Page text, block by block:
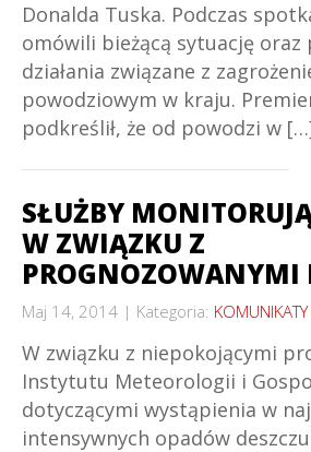
Donalda Tuska. Podczas
omówili bieżącą sytuację oraz
działania związane z
powodziowym w kraju.
podkreślił, że od powodzi w
SŁUŻBY
W ZWIĄZKU Z
PROGNOZOWANYMI
Maj 14, 2014 Kategoria: KOMUNIKATY
W związku z niepokojącymi
Instytutu Meteorologii i
dotyczącymi wystąpienia w
intensywnych opadów